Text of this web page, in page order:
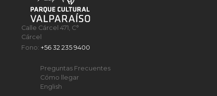
Calle Cárcel 471, C°
Cárcel
Fono:+56 32 235 9400
Preguntas Frecuentes
Cómo llegar
English